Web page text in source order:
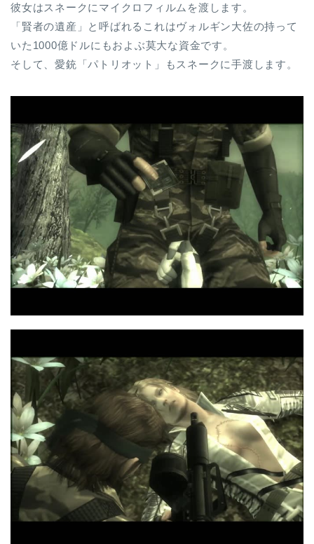
彼女はスネークにマイクロフィルムを渡します。
「賢者の遺産」と呼ばれるこれはヴォルギン大佐の持って
いた1000億ドルにもおよぶ莫大な資金です。
そして、愛銃「パトリオット」もスネークに手渡します。